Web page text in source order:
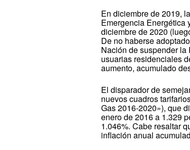
En diciembre de 2019,
Emergencia Energética
diciembre de 2020
De no haberse
Nación de suspender
usuarias residenciales
aumento, acumulado
El disparador de
nuevos cuadros
Gas 2016-2020»), que
enero de 2016 a 1.329
1.046%. Cabe resaltar
inflación anual